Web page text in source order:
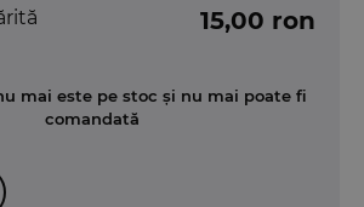
15,00 ron
mai este pe stoc și nu mai poate fi
comandată